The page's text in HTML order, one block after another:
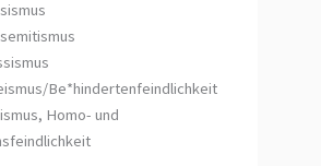
Be*hindertenfeindlichkeit
Homo- und